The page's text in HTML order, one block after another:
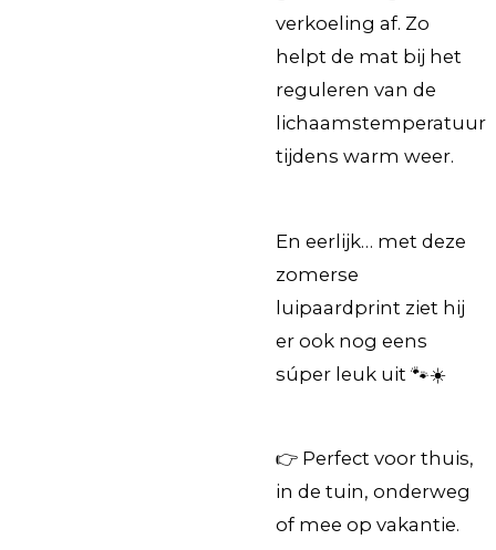
verkoeling af. Zo
helpt de mat bij het
reguleren van de
lichaamstemperatuur
tijdens warm weer.
En eerlijk… met deze
zomerse
luipaardprint ziet hij
er ook nog eens
súper leuk uit 🐾☀️
👉 Perfect voor thuis,
in de tuin, onderweg
of mee op vakantie.